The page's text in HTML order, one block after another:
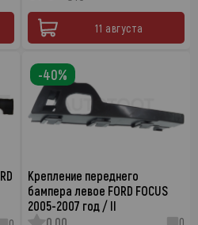
11 августа
Крепление переднего
бампера левое FORD FOCUS
2005-2007 год / II
-40%